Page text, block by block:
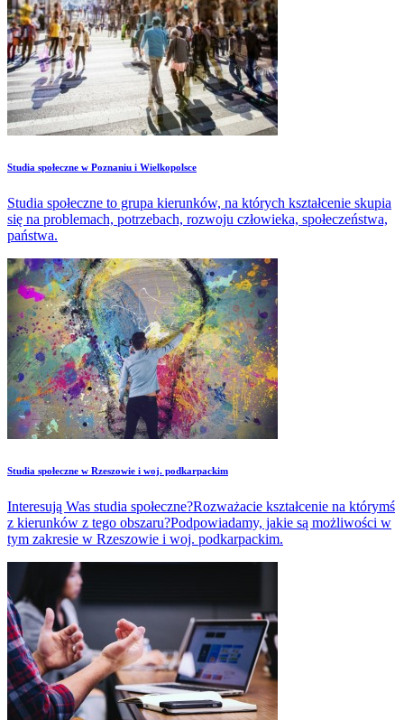
Studia społeczne w Poznaniu i Wielkopolsce
Studia społeczne to grupa kierunków, na których kształcenie skupia
się na problemach, potrzebach, rozwoju człowieka, społeczeństwa,
państwa.
Studia społeczne w Rzeszowie i woj. podkarpackim
Interesują Was studia społeczne?Rozważacie kształcenie na którymś
z kierunków z tego obszaru?Podpowiadamy, jakie są możliwości w
tym zakresie w Rzeszowie i woj. podkarpackim.